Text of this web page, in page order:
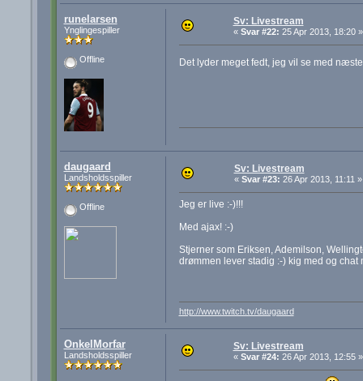
runelarsen
Ynglingespiller
Offline
Sv: Livestream
« Svar #22: 25 Apr 2013, 18:20 »
Det lyder meget fedt, jeg vil se med
daugaard
Landsholdsspiller
Offline
Sv: Livestream
« Svar #23: 26 Apr 2013, 11:11 »
Jeg er live :-)!!!
Med ajax! :-)
Stjerner som Eriksen, Ademilson,
drømmen lever stadig :-) kig med og chat
http://www.twitch.tv/daugaard
OnkelMorfar
Landsholdsspiller
Sv: Livestream
« Svar #24: 26 Apr 2013, 12:55 »